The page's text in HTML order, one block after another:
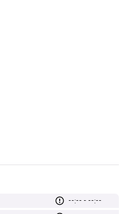
--:-- - --:--